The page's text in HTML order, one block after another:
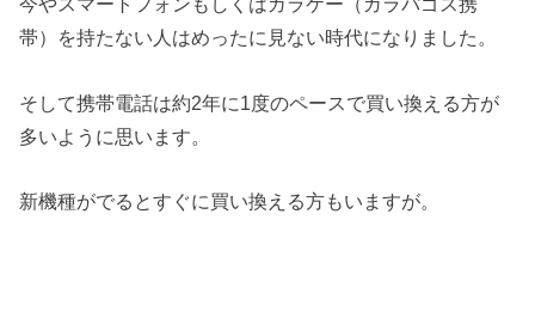
帯）を持たない人はめったに見ない時代になりました。
そして携帯電話は約2年に1度のペースで買い換える方が
多いように思います。
新機種がでるとすぐに買い換える方もいますが。